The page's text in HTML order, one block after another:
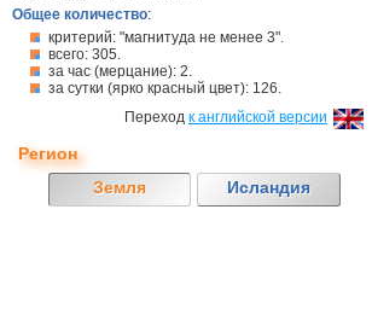
Общее количество:
критерий: "магнитуда не менее 3".
всего: 305.
за час (мерцание): 2.
за сутки (ярко красный цвет): 126.
Переход к английской версии
Регион
Земля
Исландия